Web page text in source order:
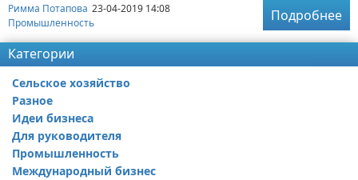
Римма Потапова 23-04-2019 14:08
Промышленность
Подробнее
Категории
Сельское хозяйство
Разное
Идеи бизнеса
Для руководителя
Промышленность
Международный бизнес